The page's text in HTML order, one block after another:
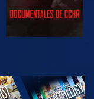
EXPLORA LAS
SERIES